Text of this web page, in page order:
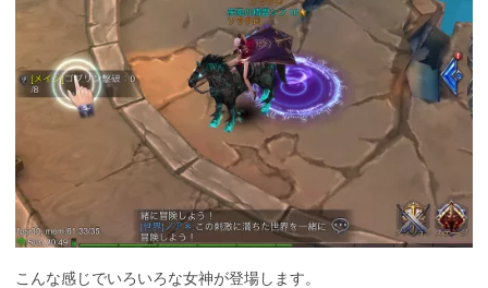
こんな感じでいろいろな女神が登場します。